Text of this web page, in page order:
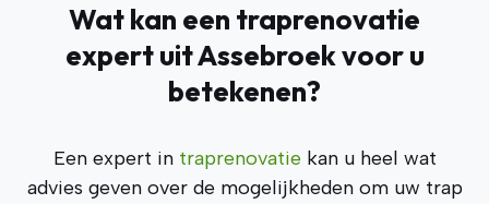
Wat kan een traprenovatie
expert uit Assebroekvoor u
betekenen?
Een expert in traprenovatiekan u heel wat
advies geven over de mogelijkheden om uw trap